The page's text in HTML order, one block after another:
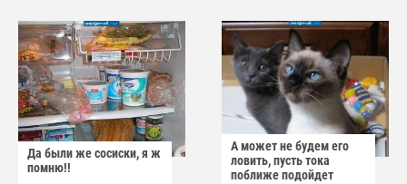
Да были же сосиски, я ж
помню!!
А может не будем его
ловить, пусть тока
поближе подойдет